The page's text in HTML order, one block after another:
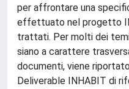
per affrontare una
effettuato nel progetto
trattati. Per molti dei
siano a carattere
documenti, viene
Deliverable INHABIT di